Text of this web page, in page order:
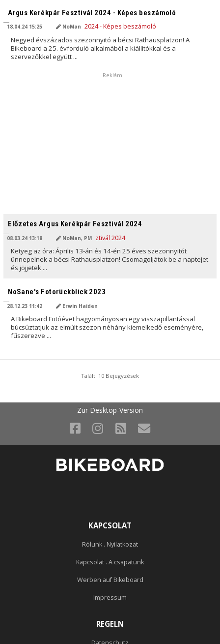
Argus Kerékpár Fesztivál 2024 - Képes beszámoló
18.04.24 15:25 NoMan
Negyed évszázados szezonnyitó a bécsi Rathausplatzon! A
Bikeboard a 25. évforduló alkalmából a kiállítókkal és a
szervezőkkel együtt ...
Reklám
Előzetes Argus Kerékpár Fesztivál 2024
08.03.24 13:18 NoMan, PM
Ketyeg az óra: Április 13-án és 14-én 25 éves szezonnyitót
ünnepelnek a bécsi Rathausplatzon! Csomagoljátok be a naptejet
és jöjjetek ...
NoSane's Fotorückblick 2023
28.12.23 11:42 Erwin Haiden
A Bikeboard Fotóévet hagyományosan egy visszapillantással
búcsúztatjuk az elmúlt szezon néhány kiemelkedő eseményére,
fűszerezve ...
Talált: 10 Bejegyzések
Zur Desktop-Version
KAPCSOLAT
Rólunk . Nyilatkozat
Kapcsolat . A csapatunk
Werben auf Bikeboard
Impressum
REGELN